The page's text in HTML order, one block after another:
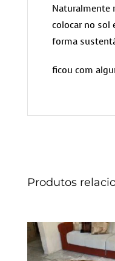
Naturalmente
colocar no sol
forma
ficou com
Produtos